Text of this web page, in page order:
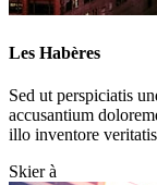
Les Habères
Sed ut perspiciatis
accusantium
illo inventore
Skier à